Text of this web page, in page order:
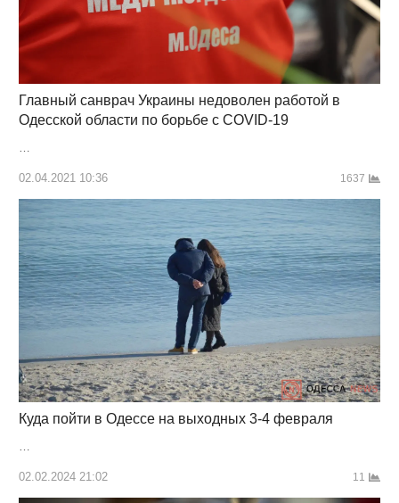
Главный санврач Украины недоволен работой в
Одесской области по борьбе с COVID-19
02.04.2021 10:36 1637
Куда пойти в Одессе на выходных 3-4 февраля
…
02.02.2024 21:02 11